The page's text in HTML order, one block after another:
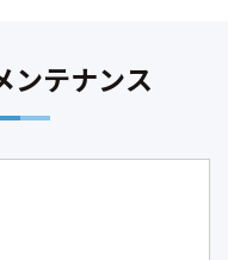
ンテナンス